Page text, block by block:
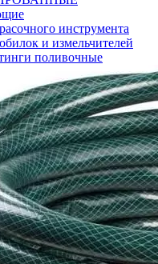
инструмента
и измельчителей
поливочные